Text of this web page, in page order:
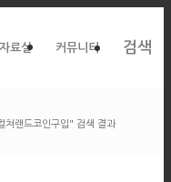
자료실 커뮤니티 검색
쳐랜드코인구입" 검색 결과